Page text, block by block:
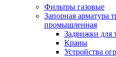
Фильтры газовые
Запорная арматура
промышленная
Задвижки для
Краны
Устройства